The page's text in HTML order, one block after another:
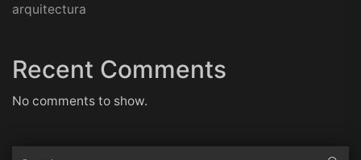
arquitectura
Recent Comments
No comments to show.